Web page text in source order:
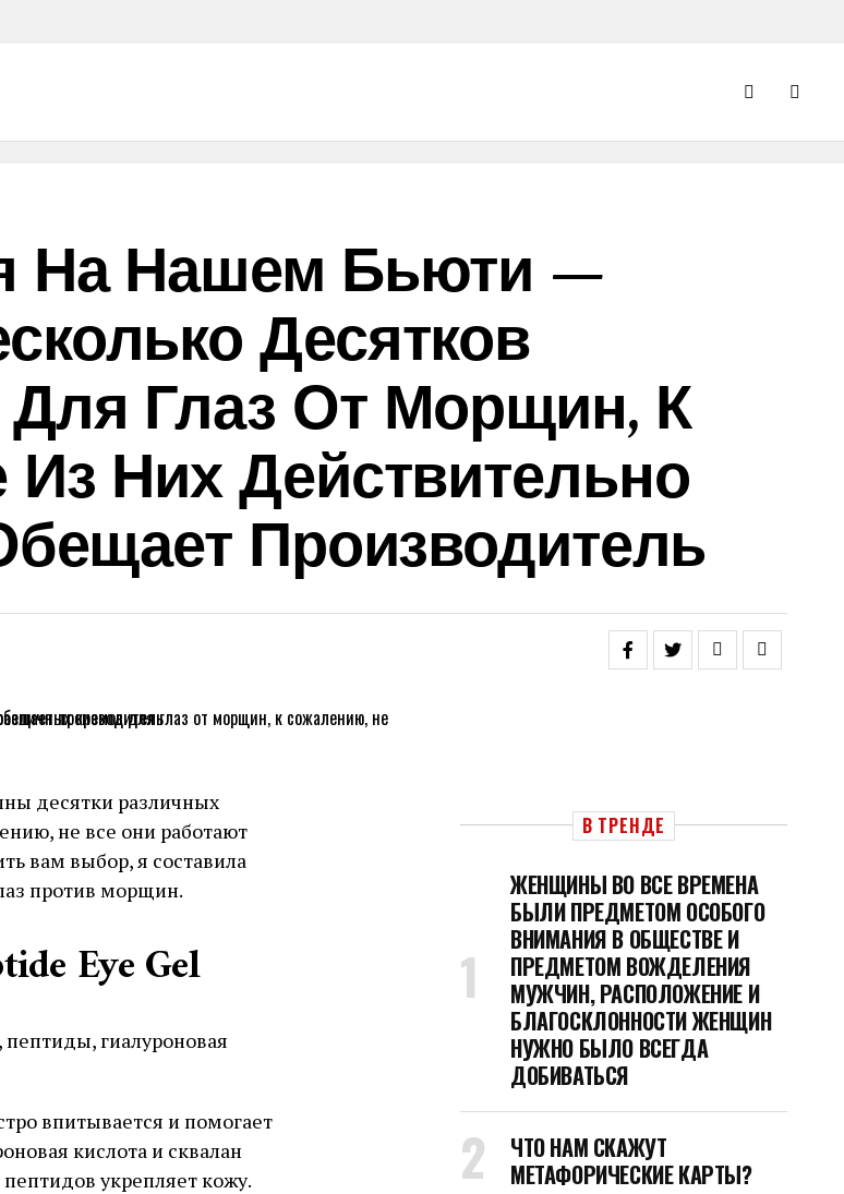
На Нашем Бьюти —
Десятков
Глаз От Морщин, К
Них Действительно
Производитель
десятки различных
не все они работают
вам выбор, я составила
против морщин.
Eye Gel
гиалуроновая
впитывается и помогает
кислота и сквалан
укрепляет кожу.
В ТРЕНДЕ
ЖЕНЩИНЫ ВО ВСЕ ВРЕМЕНА
БЫЛИ ПРЕДМЕТОМ ОСОБОГО
ВНИМАНИЯ В ОБЩЕСТВЕ И
ПРЕДМЕТОМ ВОЖДЕЛЕНИЯ
МУЖЧИН, РАСПОЛОЖЕНИЕ И
БЛАГОСКЛОННОСТИ ЖЕНЩИН
НУЖНО БЫЛО ВСЕГДА
ДОБИВАТЬСЯ
ЧТО НАМ СКАЖУТ
МЕТАФОРИЧЕСКИЕ КАРТЫ?